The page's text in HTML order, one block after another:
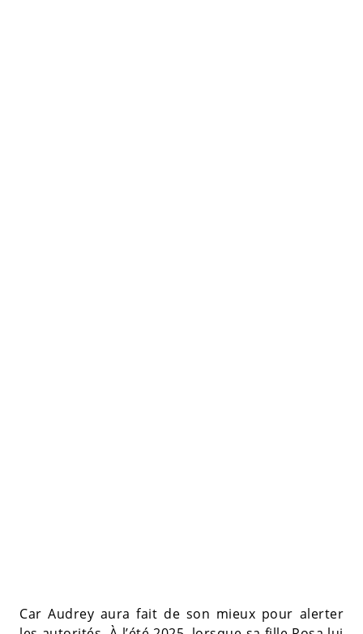
Car Audrey aura fait de son mieux pour alerter